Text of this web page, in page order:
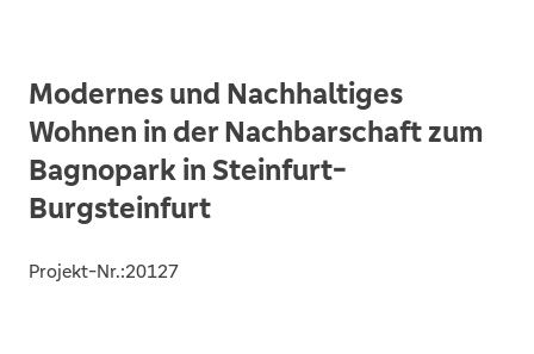
Modernes und Nachhaltiges
Wohnen in der Nachbarschaft zum
Bagnopark in Steinfurt-
Burgsteinfurt
Projekt-Nr.:20127